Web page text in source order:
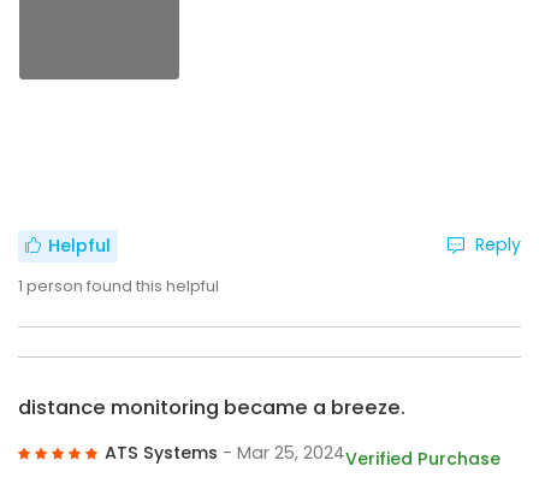
Helpful
1 person found this helpful
Reply
distance monitoring became a breeze.
ATS Systems - Mar 25, 2024Verified Purchase